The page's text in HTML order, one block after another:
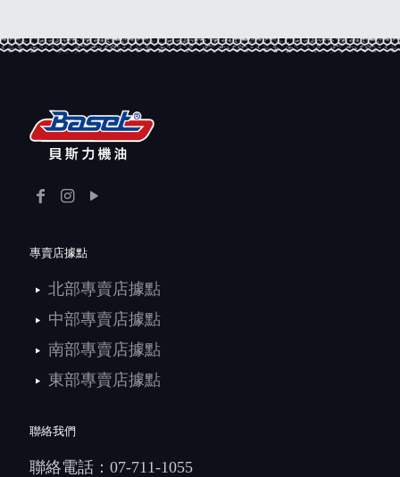
專賣店據點
北部專賣店據點
中部專賣店據點
南部專賣店據點
東部專賣店據點
聯絡我們
聯絡電話： 07-711-1055